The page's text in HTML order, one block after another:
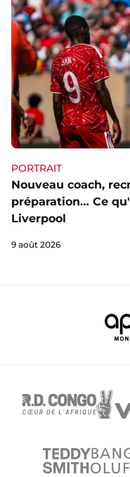
PORTRAIT
Nouveau coach,
préparation… Ce
Liverpool
9 août 2026